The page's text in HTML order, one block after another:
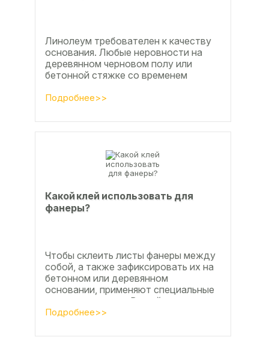
Линолеум требователен к качеству
основания. Любые неровности на
деревянном черновом полу или
бетонной стяжке со временем
Подробнее>>
Какой клей использовать для
фанеры?
Чтобы склеить листы фанеры между
собой, а также зафиксировать их на
бетонном или деревянном
основании, применяют специальные
клеевые составы. В этой статье
расскажем, какой клей...
Подробнее>>